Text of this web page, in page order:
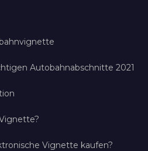
Autobahnabschnitte 2021
Vignette kaufen?